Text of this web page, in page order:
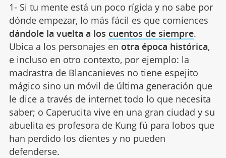
1- Si tu mente está un poco rígida y no sabe por
dónde empezar, lo más fácil es que comiences
dándole la vuelta a los cuentos de siempre.
Ubica a los personajes en otra época histórica,
e incluso en otro contexto, por ejemplo: la
madrastra de Blancanieves no tiene espejito
mágico sino un móvil de última generación que
le dice a través de internet todo lo que necesita
saber; o Caperucita vive en una gran ciudad y su
abuelita es profesora de Kung fú para lobos que
han perdido los dientes y no pueden
defenderse.